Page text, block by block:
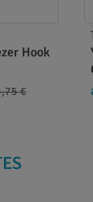
Hook
€